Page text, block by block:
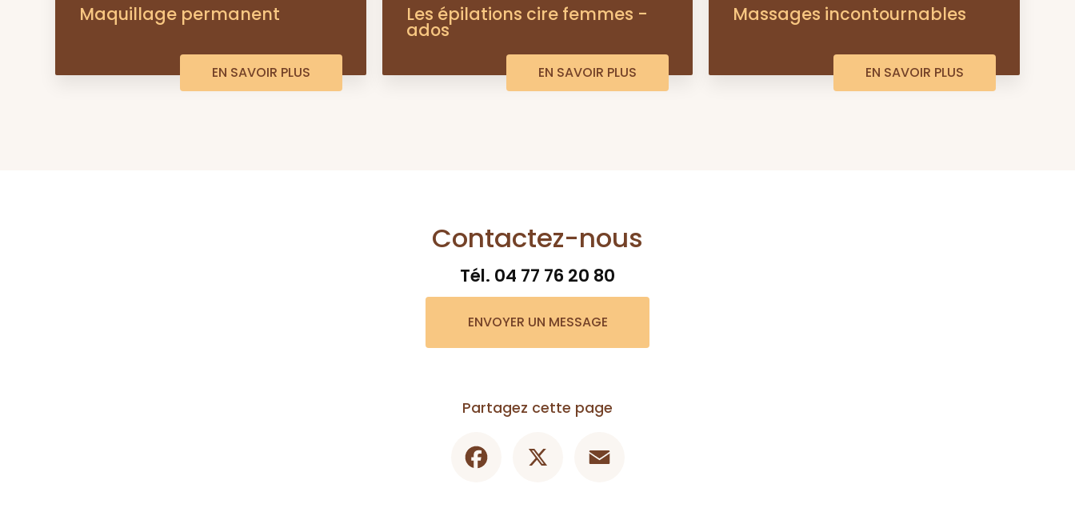
Maquillage permanent
EN SAVOIR PLUS
Les épilations cire femmes -
ados
EN SAVOIR PLUS
Massages incontournables
EN SAVOIR PLUS
Contactez-nous
Tél. 04 77 76 20 80
ENVOYER UN MESSAGE
Partagez cette page